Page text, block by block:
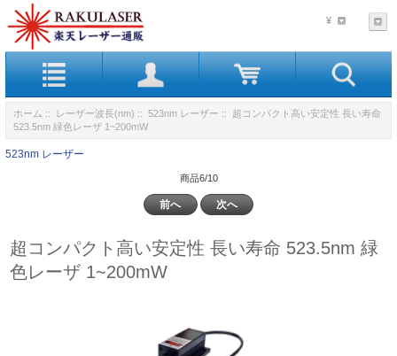
¥
ホーム :: レーザー波長(nm) :: 523nm レーザー :: 超コンパクト高い安定性 長い寿命
523.5nm 緑色レーザ 1~200mW
523nm レーザー
商品6/10
前へ 次へ
超コンパクト高い安定性 長い寿命 523.5nm 緑
色レーザ 1~200mW